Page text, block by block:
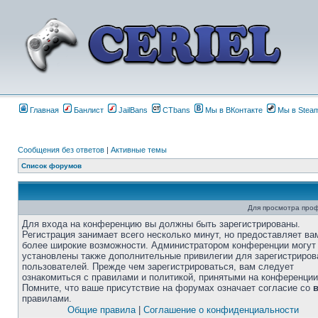
Главная Банлист JailBans CTbans Мы в ВКонтакте Мы в
Сообщения без ответов | Активные темы
Список форумов
Для просмотра
Для входа на конференцию вы должны быть зарегистрированы.
Регистрация занимает всего несколько минут, но предоставляет
более широкие возможности. Администратором конференции
установлены также дополнительные привилегии для
пользователей. Прежде чем зарегистрироваться, вам следует
ознакомиться с правилами и политикой, принятыми на
Помните, что ваше присутствие на форумах означает согласие со
правилами.
Общие правила| Соглашение о конфиденциальности